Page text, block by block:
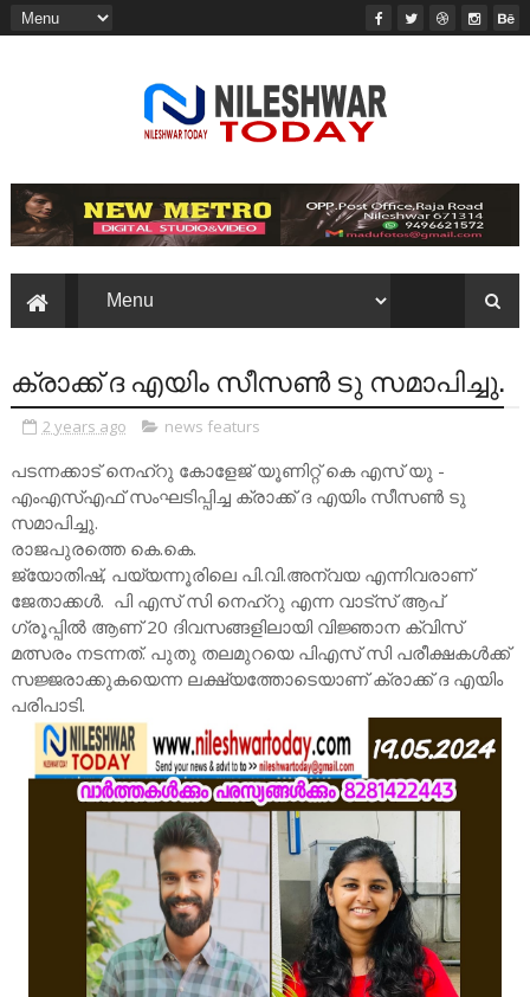
ക്രാക്ക് ദ എയിം സീസൺ ടു സമാപിച്ചു.
2 years ago news featurs
പടന്നക്കാട് നെഹ്റു കോളേജ് യൂണിറ്റ് കെ എസ് യു -
എംഎസ്എഫ് സംഘടിപ്പിച്ച ക്രാക്ക് ദ എയിം സീസൺ ടു
സമാപിച്ചു.
രാജപുരത്തെ കെ.കെ.
ജ്യോതിഷ്, പയ്യന്നൂരിലെ പി.വി.അന്വയ എന്നിവരാണ്
ജേതാക്കൾ. പി എസ് സി നെഹ്റു എന്ന വാട്സ് ആപ്
ഗ്രൂപ്പിൽ ആണ് 20 ദിവസങ്ങളിലായി വിജ്ഞാന ക്വിസ്
മത്സരം നടന്നത്. പുതു തലമുറയെ പിഎസ് സി പരീക്ഷകൾക്ക്
സജ്ജരാക്കുകയെന്ന ലക്ഷ്യത്തോടെയാണ് ക്രാക്ക് ദ എയിം
പരിപാടി.